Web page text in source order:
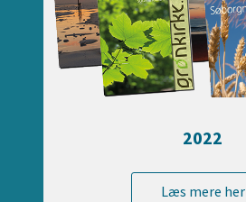
2022
Læs mere her